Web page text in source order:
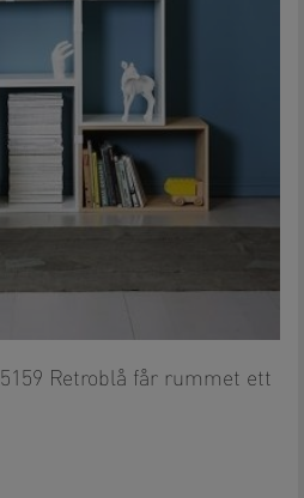
5159 Retroblå får rummet ett